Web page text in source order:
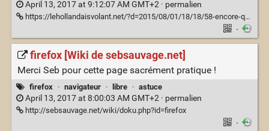
April 13, 2017 at 9:12:07 AM GMT+2 · permalien
https://lehollandaisvolant.net/?d=2015/08/01/18/18/58-encore-quelques-tweaks-pour-firefox
·
firefox [Wiki de sebsauvage.net]
Merci Seb pour cette page sacrément pratique !
firefox · navigateur · libre · astuce
April 13, 2017 at 8:00:03 AM GMT+2 · permalien
http://sebsauvage.net/wiki/doku.php?id=firefox
·